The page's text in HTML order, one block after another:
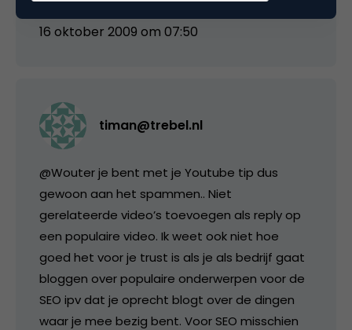
16 oktober 2009 om 07:50
timan@trebel.nl
@Wouter je bent met je Youtube tip dus
gewoon aan het spammen.. Niet
gerelateerde video’s toevoegen als reply op
een populaire video. Ik weet ook niet hoe
goed het voor je trust is als je als bedrijf gaat
bloggen over populaire onderwerpen voor de
SEO ipv dat je oprecht blogt over de dingen
waar je mee bezig bent. Voor SEO misschien